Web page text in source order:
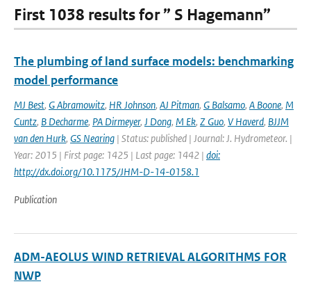
First 1038 results for ” S Hagemann”
The plumbing of land surface models: benchmarking
model performance
MJ Best, G Abramowitz, HR Johnson, AJ Pitman, G Balsamo, A Boone, M
Cuntz, B Decharme, PA Dirmeyer, J Dong, M Ek, Z Guo, V Haverd, BJJM
van den Hurk, GS Nearing | Status: published | Journal: J. Hydrometeor. |
Year: 2015 | First page: 1425 | Last page: 1442 | doi:
http://dx.doi.org/10.1175/JHM-D-14-0158.1
Publication
ADM-AEOLUS WIND RETRIEVAL ALGORITHMS FOR
NWP